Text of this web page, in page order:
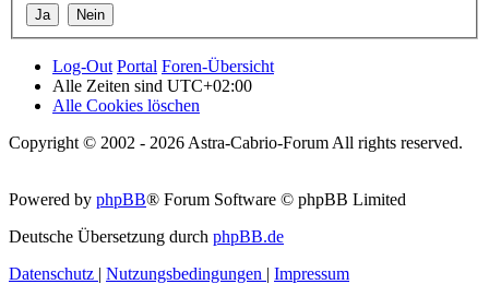
Log-Out Portal Foren-Übersicht
Alle Zeiten sind UTC+02:00
Alle Cookies löschen
Copyright © 2002 - 2026 Astra-Cabrio-Forum All rights reserved.
Powered by phpBB® Forum Software © phpBB Limited
Deutsche Übersetzung durch phpBB.de
Datenschutz | Nutzungsbedingungen | Impressum